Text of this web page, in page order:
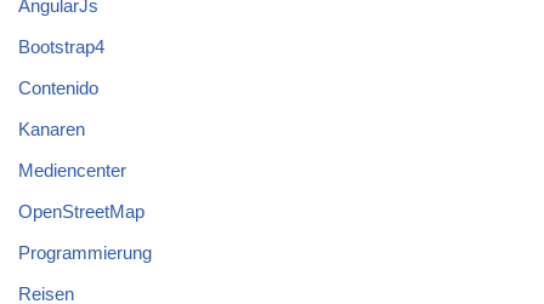
AngularJs
Bootstrap4
Contenido
Kanaren
Mediencenter
OpenStreetMap
Programmierung
Reisen